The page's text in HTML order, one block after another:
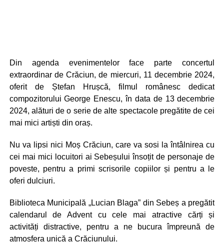
Din agenda evenimentelor face parte concertul
extraordinar de Crăciun, de miercuri, 11 decembrie 2024,
oferit de Ștefan Hrușcă, filmul românesc dedicat
compozitorului George Enescu, în data de 13 decembrie
2024, alături de o serie de alte spectacole pregătite de cei
mai mici artiști din oraș.
Nu va lipsi nici Moș Crăciun, care va sosi la întâlnirea cu
cei mai mici locuitori ai Sebeșului însoțit de personaje de
poveste, pentru a primi scrisorile copiilor și pentru a le
oferi dulciuri.
Biblioteca Municipală „Lucian Blaga” din Sebeș a pregătit
calendarul de Advent cu cele mai atractive cărți și
activități distractive, pentru a ne bucura împreună de
atmosfera unică a Crăciunului.